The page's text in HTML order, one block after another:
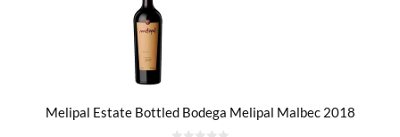
Melipal Estate Bottled Bodega Melipal Malbec 2018